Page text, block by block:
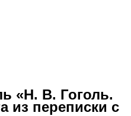
«Н. В. Гоголь.
из переписки с